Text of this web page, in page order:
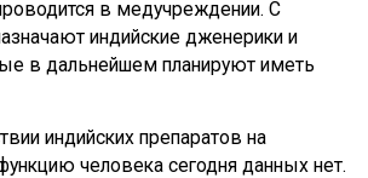
в медучреждении. С
индийские дженерики и
в дальнейшем планируют иметь
индийских препаратов на
человека сегодня данных нет.